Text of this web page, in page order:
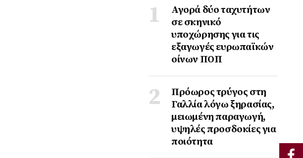
Αγορά δύο ταχυτήτων
σε σκηνικό
υποχώρησης για τις
εξαγωγές ευρωπαϊκών
οίνων ΠΟΠ
Πρόωρος τρύγος στη
Γαλλία λόγω ξηρασίας,
μειωμένη παραγωγή,
υψηλές προσδοκίες για
ποιότητα